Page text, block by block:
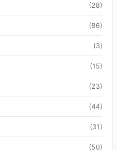
(28)
(86)
(3)
(15)
(23)
(44)
(31)
(50)